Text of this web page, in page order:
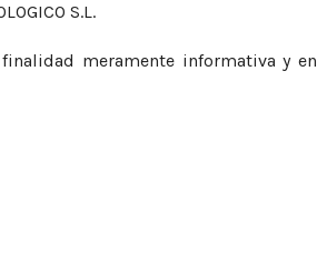
S.L.
finalidad meramente informativa y en